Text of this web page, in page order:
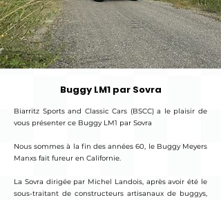
Buggy LM1 par Sovra
Biarritz Sports and Classic Cars (BSCC) a le plaisir de
vous présenter ce Buggy LM1 par Sovra
Nous sommes à la fin des années 60, le Buggy Meyers
Manxs fait fureur en Californie.
La Sovra dirigée par Michel Landois, après avoir été le
sous-traitant de constructeurs artisanaux de buggys,